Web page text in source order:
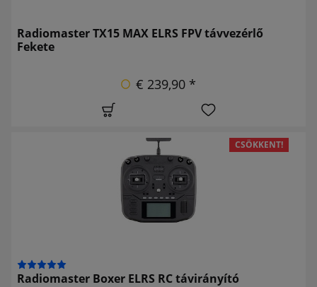
Radiomaster TX15 MAX ELRS FPV távvezérlő
Fekete
€ 239,90 *
CSÖKKENT!
Radiomaster Boxer ELRS RC távirányító